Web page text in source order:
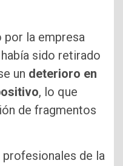
por la empresa
había sido retirado
un deterioro en
, lo que
de fragmentos
de la